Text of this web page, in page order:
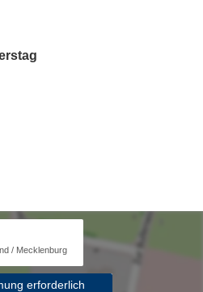
/ Mecklenburg
erforderlich